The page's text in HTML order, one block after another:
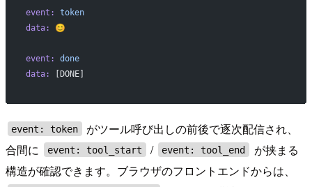
event:
token
data:
😊
event:
done
data:
[DONE]
event: token
がツール呼び出しの前後で逐次配信され、
合間に
event: tool_start / event: tool_end
が挟まる
構造が確認できます。ブラウザのフロントエンドからは、